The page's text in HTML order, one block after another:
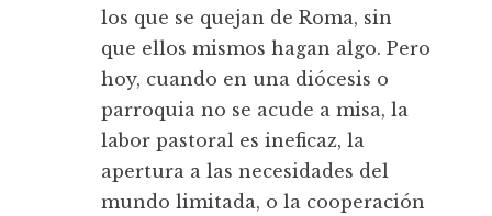
los que se quejan de Roma, sin
que ellos mismos hagan algo. Pero
hoy, cuando en una diócesis o
parroquia no se acude a misa, la
labor pastoral es ineficaz, la
apertura a las necesidades del
mundo limitada, o la cooperación